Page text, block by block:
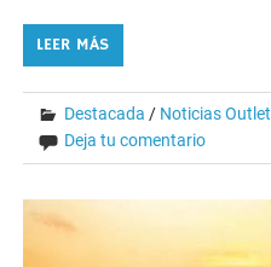
LEER MÁS
Destacada / Noticias Outlet
Deja tu comentario